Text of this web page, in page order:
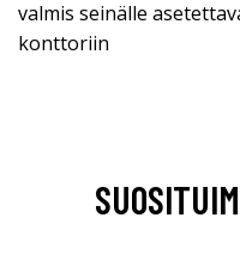
valmis seinälle
konttoriin